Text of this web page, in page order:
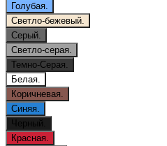
Голубая.
Светло-бежевый.
Серый.
Светло-серая.
Темно-Серая.
Белая.
Коричневая.
Синяя.
Черный.
Красная.